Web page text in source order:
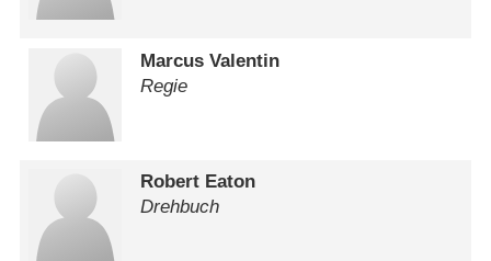
Marcus Valentin
Regie
Robert Eaton
Drehbuch